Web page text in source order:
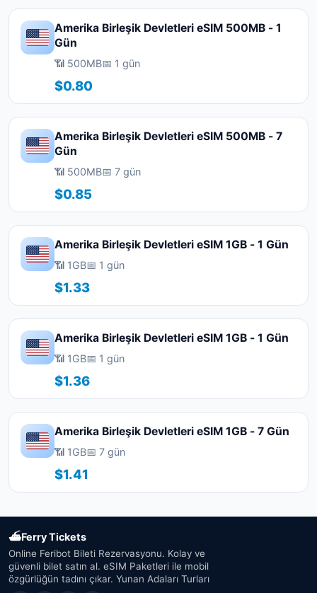
Amerika Birleşik Devletleri eSIM 500MB - 1
Gün
📶 500MB📅 1 gün
$0.80
Amerika Birleşik Devletleri eSIM 500MB - 7
Gün
📶 500MB📅 7 gün
$0.85
Amerika Birleşik Devletleri eSIM 1GB - 1 Gün
📶 1GB📅 1 gün
$1.33
Amerika Birleşik Devletleri eSIM 1GB - 1 Gün
📶 1GB📅 1 gün
$1.36
Amerika Birleşik Devletleri eSIM 1GB - 7 Gün
📶 1GB📅 7 gün
$1.41
⛴Ferry Tickets
Online Feribot Bileti Rezervasyonu. Kolay ve
güvenli bilet satın al. eSIM Paketleri ile mobil
özgürlüğün tadını çıkar. Yunan Adaları Turları